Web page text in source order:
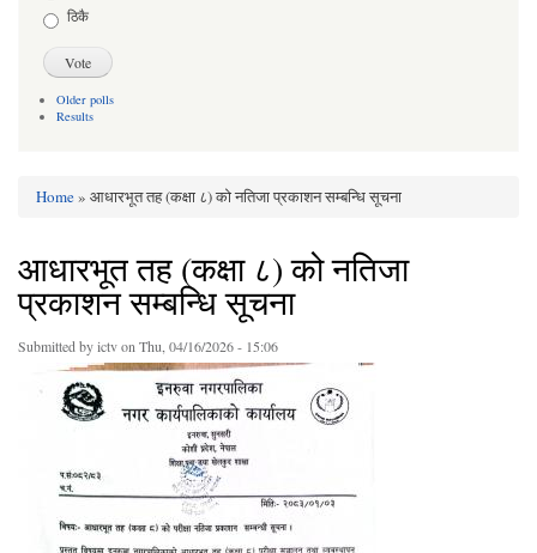
ठिकै
Older polls
Results
You are here
Home» आधारभूत तह (कक्षा ८) को नतिजा प्रकाशन सम्बन्धि सूचना
आधारभूत तह (कक्षा ८) को नतिजा
प्रकाशन सम्बन्धि सूचना
Submitted byictvon Thu, 04/16/2026 - 15:06